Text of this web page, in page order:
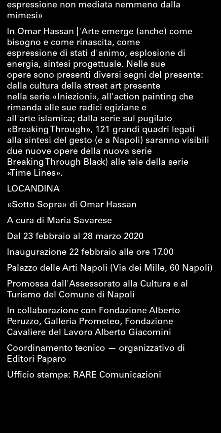
espressione non mediata nemmeno dalla
mimesi»
In Omar Hassan |'Arte emerge (anche) come
bisogno e come rinascita, come
espressione di stati d'animo, esplosione di
energia, sintesi progettuale. Nelle sue
opere sono presenti diversi segni del presente:
dalla cultura della street art presente
nella serie «Iniezioni», all'action painting che
rimanda alle sue radici egiziane e
all'arte islamica; dalla serie sul pugilato
«Breaking Through», 121 grandi quadri legati
alla sintesi del gesto (e a Napoli) saranno visibili
due nuove opere della nuova serie
Breaking Through Black) alle tele della serie
«Time Lines».
LOCANDINA
«Sotto Sopra» di Omar Hassan
A cura di Maria Savarese
Dal 23 febbraio al 28 marzo 2020
Inaugurazione 22 febbraio alle ore 17.00
Palazzo delle Arti Napoli (Via dei Mille, 60 Napoli)
Promossa dall'Assessorato alla Cultura e al
Turismo del Comune di Napoli
In collaborazione con Fondazione Alberto
Peruzzo, Galleria Prometeo, Fondazione
Cavaliere del Lavoro Alberto Giacomini
Coordinamento tecnico — organizzativo di
Editori Paparo
Ufficio stampa: RARE Comunicazioni